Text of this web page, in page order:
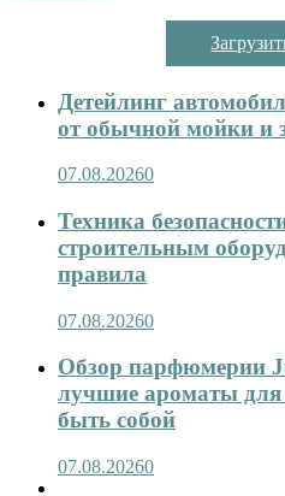
Детейлинг
от обычной мойки и
07.08.20260
Техника
строительным
правила
07.08.20260
Обзор парфюмерии
лучшие ароматы для
быть собой
07.08.20260